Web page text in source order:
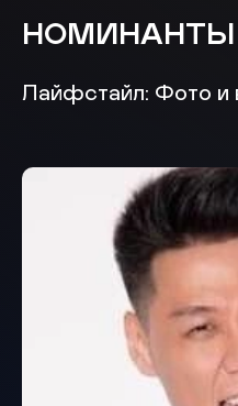
НОМИНАНТЫ
Лайфстайл: Фото и